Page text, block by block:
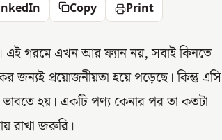
Copy Print
এই গরমে এখন আর ফ্যান নয়, সবাই কিনতে
জন্যই প্রয়োজনীয়তা হয়ে পড়েছে। কিন্তু এসি
হয়। একটি পণ্য কেনার পর তা কতটা
রাখা জরুরি।